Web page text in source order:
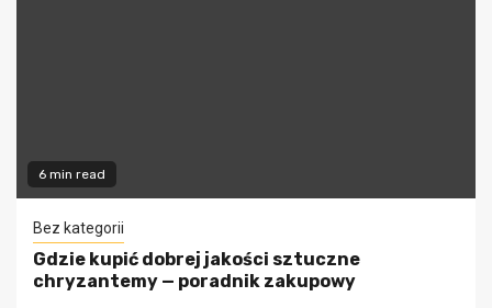
6 min read
Bez kategorii
Gdzie kupić dobrej jakości sztuczne
chryzantemy — poradnik zakupowy